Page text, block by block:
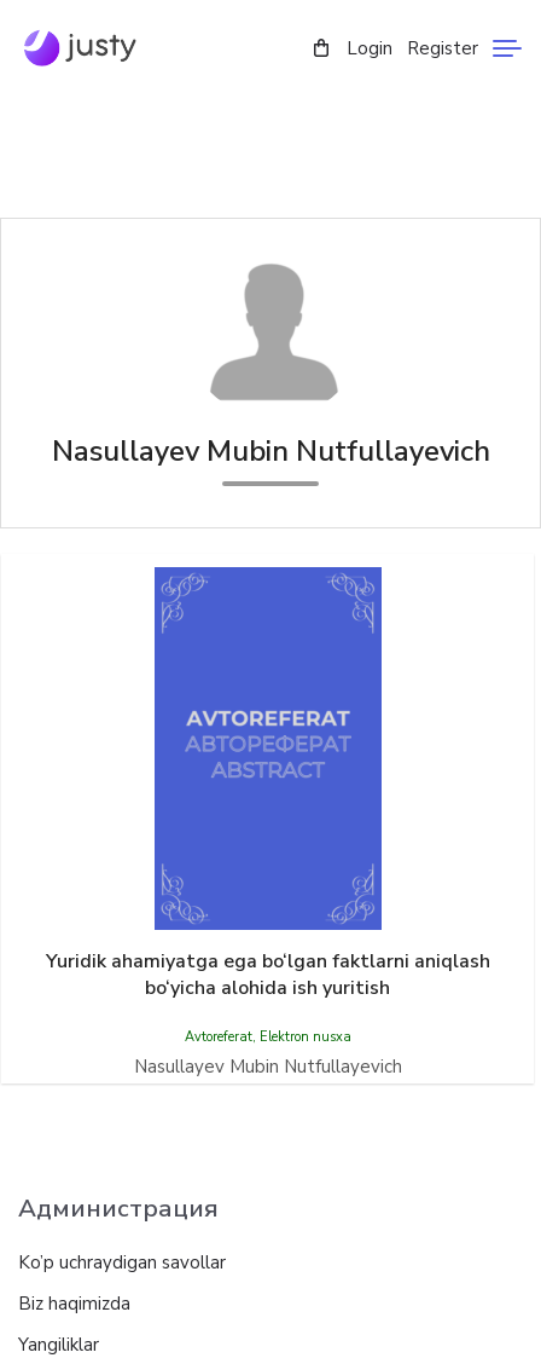
Login Register
Nasullayev Mubin Nutfullayevich
Yuridik ahamiyatga ega bo‘lgan faktlarni aniqlash
bo‘yicha alohida ish yuritish
Avtoreferat, Elektron nusxa
Nasullayev Mubin Nutfullayevich
Администрация
Ko’p uchraydigan savollar
Biz haqimizda
Yangiliklar